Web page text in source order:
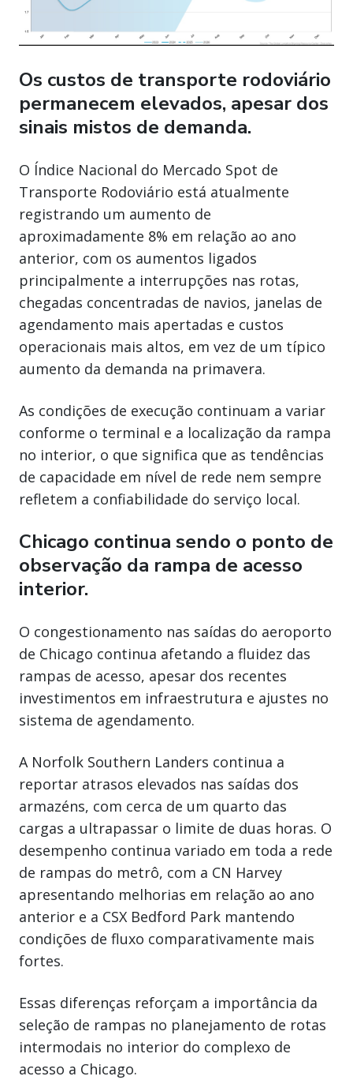
Os custos de transporte rodoviário
permanecem elevados, apesar dos
sinais mistos de demanda.
O Índice Nacional do Mercado Spot de
Transporte Rodoviário está atualmente
registrando um aumento de
aproximadamente 8% em relação ao ano
anterior, com os aumentos ligados
principalmente a interrupções nas rotas,
chegadas concentradas de navios, janelas de
agendamento mais apertadas e custos
operacionais mais altos, em vez de um típico
aumento da demanda na primavera.
As condições de execução continuam a variar
conforme o terminal e a localização da rampa
no interior, o que significa que as tendências
de capacidade em nível de rede nem sempre
refletem a confiabilidade do serviço local.
Chicago continua sendo o ponto de
observação da rampa de acesso
interior.
O congestionamento nas saídas do aeroporto
de Chicago continua afetando a fluidez das
rampas de acesso, apesar dos recentes
investimentos em infraestrutura e ajustes no
sistema de agendamento.
A Norfolk Southern Landers continua a
reportar atrasos elevados nas saídas dos
armazéns, com cerca de um quarto das
cargas a ultrapassar o limite de duas horas. O
desempenho continua variado em toda a rede
de rampas do metrô, com a CN Harvey
apresentando melhorias em relação ao ano
anterior e a CSX Bedford Park mantendo
condições de fluxo comparativamente mais
fortes.
Essas diferenças reforçam a importância da
seleção de rampas no planejamento de rotas
intermodais no interior do complexo de
acesso a Chicago.